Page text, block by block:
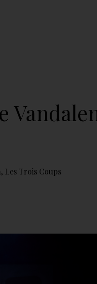
, Les Trois Coups